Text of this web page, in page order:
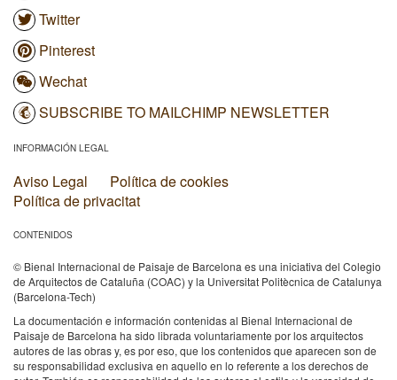
Twitter
Pinterest
Wechat
SUBSCRIBE TO MAILCHIMP NEWSLETTER
INFORMACIÓN LEGAL
Aviso Legal
Política de cookies
Política de privacitat
CONTENIDOS
© Bienal Internacional de Paisaje de Barcelona es una iniciativa del Colegio
de Arquitectos de Cataluña (COAC) y la Universitat Politècnica de Catalunya
(Barcelona-Tech)
La documentación e información contenidas al Bienal Internacional de
Paisaje de Barcelona ha sido librada voluntariamente por los arquitectos
autores de las obras y, es por eso, que los contenidos que aparecen son de
su responsabilidad exclusiva en aquello en lo referente a los derechos de